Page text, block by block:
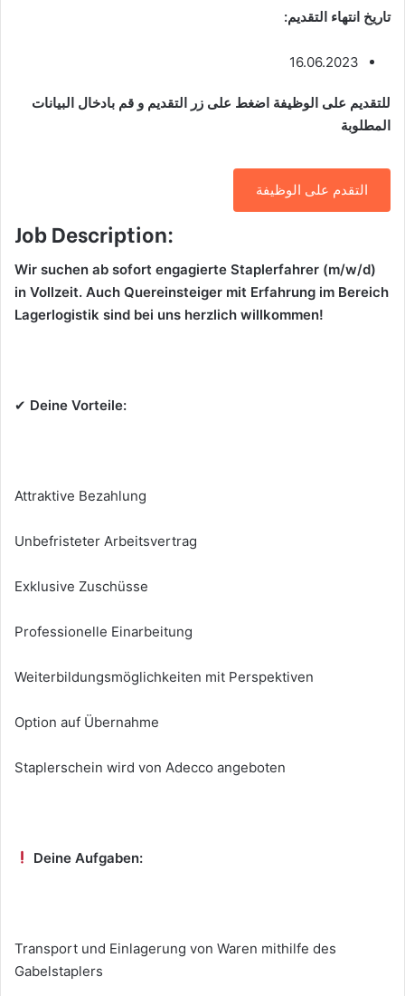
تاريخ انتهاء التقديم:
16.06.2023
للتقديم على الوظيفة اضغط على زر التقديم و قم بادخال البيانات
المطلوبة
التقدم على الوظيفة
Job Description:
Wir suchen ab sofort engagierte Staplerfahrer (m/w/d)
in Vollzeit. Auch Quereinsteiger mit Erfahrung im Bereich
Lagerlogistik sind bei uns herzlich willkommen!
✔ Deine Vorteile:
Attraktive Bezahlung
Unbefristeter Arbeitsvertrag
Exklusive Zuschüsse
Professionelle Einarbeitung
Weiterbildungsmöglichkeiten mit Perspektiven
Option auf Übernahme
Staplerschein wird von Adecco angeboten
Deine Aufgaben:
Transport und Einlagerung von Waren mithilfe des
Gabelstaplers